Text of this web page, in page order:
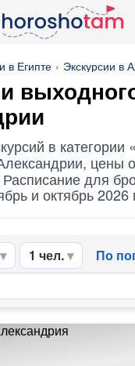
в Египте Экскурсии в
в категории «
цены
для
и октябрь 2026
1 чел. По